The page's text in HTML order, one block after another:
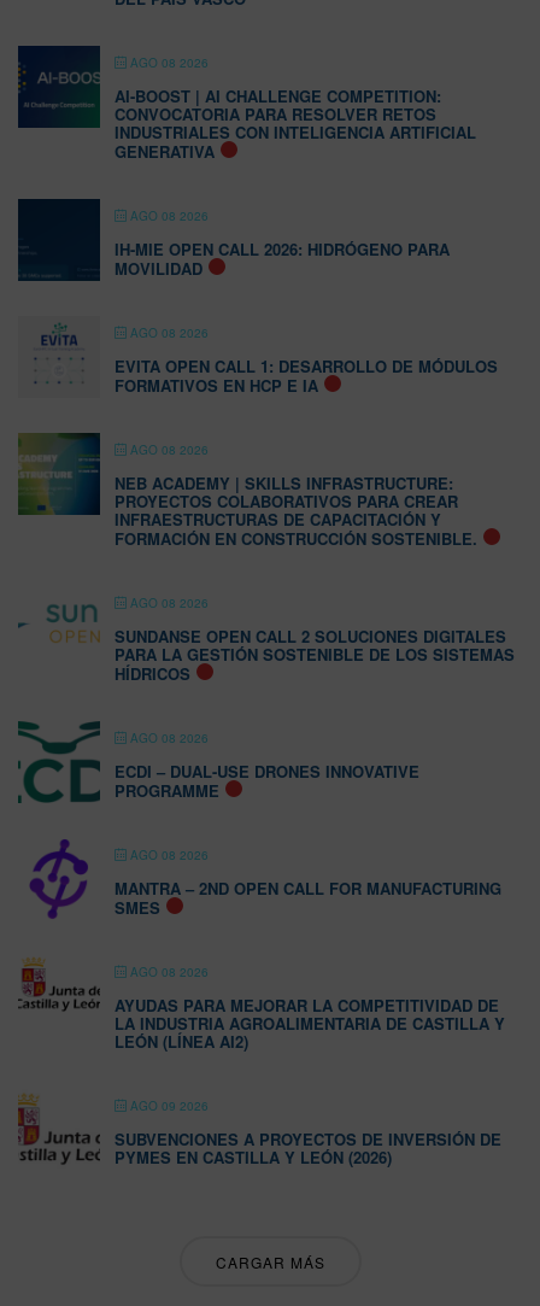
AGO 08 2026
AI-BOOST | AI CHALLENGE COMPETITION:
CONVOCATORIA PARA RESOLVER RETOS
INDUSTRIALES CON INTELIGENCIA ARTIFICIAL
GENERATIVA
AGO 08 2026
IH-MIE OPEN CALL 2026: HIDRÓGENO PARA
MOVILIDAD
AGO 08 2026
EVITA OPEN CALL 1: DESARROLLO DE MÓDULOS
FORMATIVOS EN HCP E IA
AGO 08 2026
NEB ACADEMY | SKILLS INFRASTRUCTURE:
PROYECTOS COLABORATIVOS PARA CREAR
INFRAESTRUCTURAS DE CAPACITACIÓN Y
FORMACIÓN EN CONSTRUCCIÓN SOSTENIBLE.
AGO 08 2026
SUNDANSE OPEN CALL 2 SOLUCIONES DIGITALES
PARA LA GESTIÓN SOSTENIBLE DE LOS SISTEMAS
HÍDRICOS
AGO 08 2026
ECDI – DUAL-USE DRONES INNOVATIVE
PROGRAMME
AGO 08 2026
MANTRA – 2ND OPEN CALL FOR MANUFACTURING
SMES
AGO 08 2026
AYUDAS PARA MEJORAR LA COMPETITIVIDAD DE
LA INDUSTRIA AGROALIMENTARIA DE CASTILLA Y
LEÓN (LÍNEA AI2)
AGO 09 2026
SUBVENCIONES A PROYECTOS DE INVERSIÓN DE
PYMES EN CASTILLA Y LEÓN (2026)
CARGAR MÁS